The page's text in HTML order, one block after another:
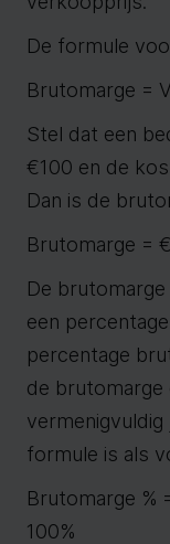
De formule
Brutomarge =
Stel dat een
€100 en de
Dan is de
Brutomarge =
De
een
percentage
de
formule is als
Brutomarge %
100%